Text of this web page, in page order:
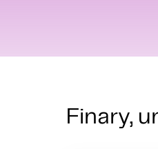
Finary,